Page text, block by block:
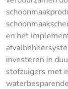
en het
investeren in
stofzuigers met